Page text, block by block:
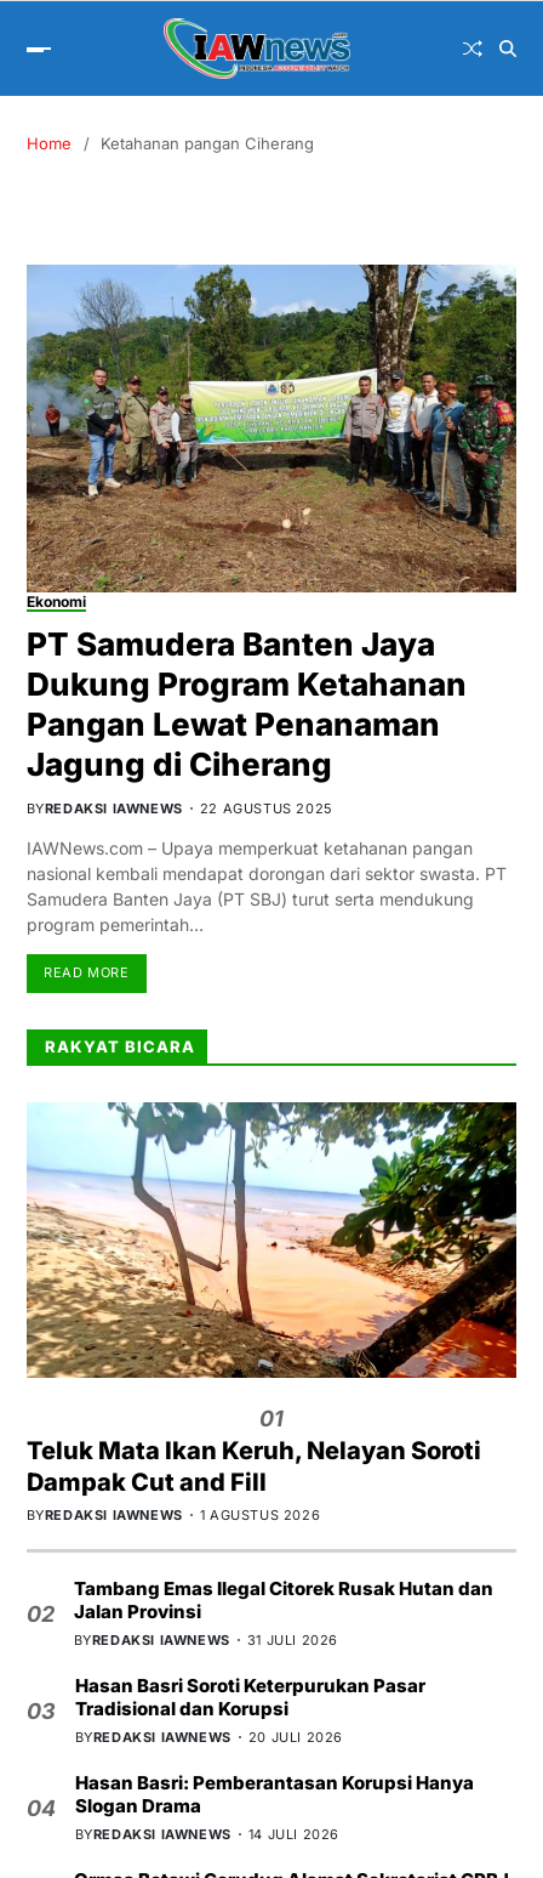
Home Ketahanan pangan Ciherang
Ekonomi
PT Samudera Banten Jaya
Dukung Program Ketahanan
Pangan Lewat Penanaman
Jagung di Ciherang
BYREDAKSI IAWNEWS 22 AGUSTUS 2025
IAWNews.com – Upaya memperkuat ketahanan pangan
nasional kembali mendapat dorongan dari sektor swasta. PT
Samudera Banten Jaya (PT SBJ) turut serta mendukung
program pemerintah…
READ MORE
RAKYAT BICARA
01
Teluk Mata Ikan Keruh, Nelayan Soroti
Dampak Cut and Fill
BYREDAKSI IAWNEWS 1 AGUSTUS 2026
02
Tambang Emas Ilegal Citorek Rusak Hutan dan
Jalan Provinsi
BYREDAKSI IAWNEWS 31 JULI 2026
03
Hasan Basri Soroti Keterpurukan Pasar
Tradisional dan Korupsi
BYREDAKSI IAWNEWS 20 JULI 2026
04
Hasan Basri: Pemberantasan Korupsi Hanya
Slogan Drama
BYREDAKSI IAWNEWS 14 JULI 2026